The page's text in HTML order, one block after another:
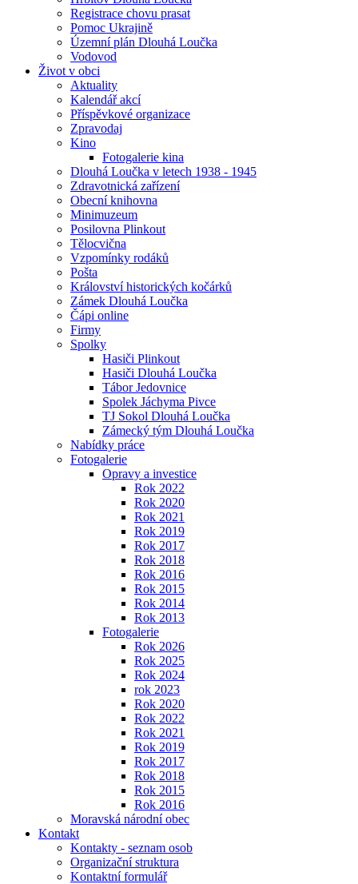
Registrace chovu prasat
Pomoc Ukrajině
Územní plán Dlouhá Loučka
Vodovod
Život v obci
Aktuality
Kalendář akcí
Příspěvkové organizace
Zpravodaj
Kino
Fotogalerie kina
Dlouhá Loučka v letech 1938 - 1945
Zdravotnická zařízení
Obecní knihovna
Minimuzeum
Posilovna Plinkout
Tělocvična
Vzpomínky rodáků
Pošta
Království historických kočárků
Zámek Dlouhá Loučka
Čápi online
Firmy
Spolky
Hasiči Plinkout
Hasiči Dlouhá Loučka
Tábor Jedovnice
Spolek Jáchyma Pivce
TJ Sokol Dlouhá Loučka
Zámecký tým Dlouhá Loučka
Nabídky práce
Fotogalerie
Opravy a investice
Rok 2022
Rok 2020
Rok 2021
Rok 2019
Rok 2017
Rok 2018
Rok 2016
Rok 2015
Rok 2014
Rok 2013
Fotogalerie
Rok 2026
Rok 2025
Rok 2024
rok 2023
Rok 2020
Rok 2022
Rok 2021
Rok 2019
Rok 2017
Rok 2018
Rok 2015
Rok 2016
Moravská národní obec
Kontakt
Kontakty - seznam osob
Organizační struktura
Kontaktní formulář